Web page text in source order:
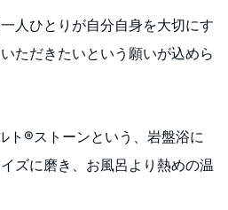
人ひとりが自分自身を大切にす
ただきたいという願いが込めら
ト®️ストーンという、岩盤浴に
ズに磨き、お風呂より熱めの温